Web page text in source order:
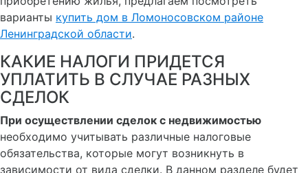
варианты купить дом в Ломоносовском районе
Ленинградской области.
КАКИЕ НАЛОГИ ПРИДЕТСЯ
УПЛАТИТЬ В СЛУЧАЕ РАЗНЫХ
СДЕЛОК
При осуществлении сделок с недвижимостью
необходимо учитывать различные налоговые
обязательства, которые могут возникнуть в
зависимости от вида сделки. В данном разделе будет